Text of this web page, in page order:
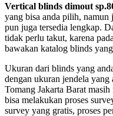
Vertical blinds dimout
yang bisa anda pilih,
pun juga tersedia lengkap.
tidak perlu takut, karena
bawakan katalog blinds
Ukuran dari blinds yang
dengan ukuran jendela
Tomang Jakarta Barat
bisa melakukan proses
survey yang gratis, proses